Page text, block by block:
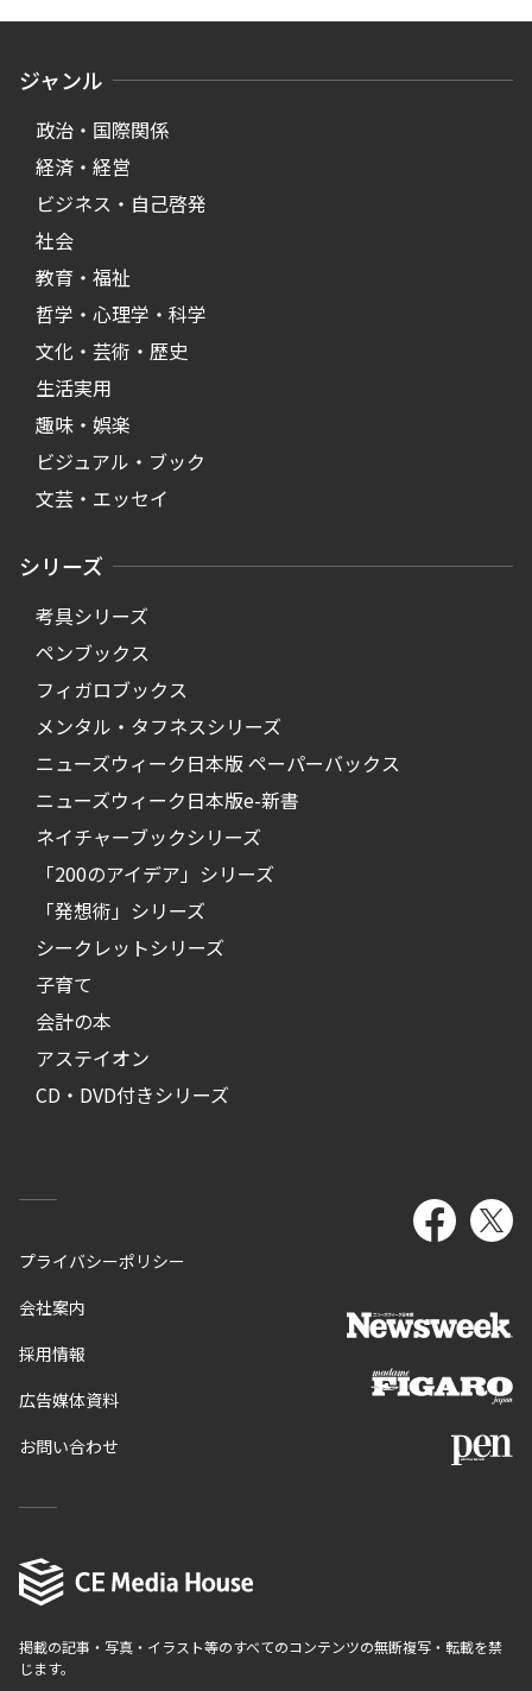
ジャンル
政治・国際関係
経済・経営
ビジネス・自己啓発
社会
教育・福祉
哲学・心理学・科学
文化・芸術・歴史
生活実用
趣味・娯楽
ビジュアル・ブック
文芸・エッセイ
シリーズ
考具シリーズ
ペンブックス
フィガロブックス
メンタル・タフネスシリーズ
ニューズウィーク日本版 ペーパーバックス
ニューズウィーク日本版e-新書
ネイチャーブックシリーズ
「200のアイデア」シリーズ
「発想術」シリーズ
シークレットシリーズ
子育て
会計の本
アステイオン
CD・DVD付きシリーズ
プライバシーポリシー
会社案内
採用情報
広告媒体資料
お問い合わせ
掲載の記事・写真・イラスト等のすべてのコンテンツの無断複写・転載を禁
じます。